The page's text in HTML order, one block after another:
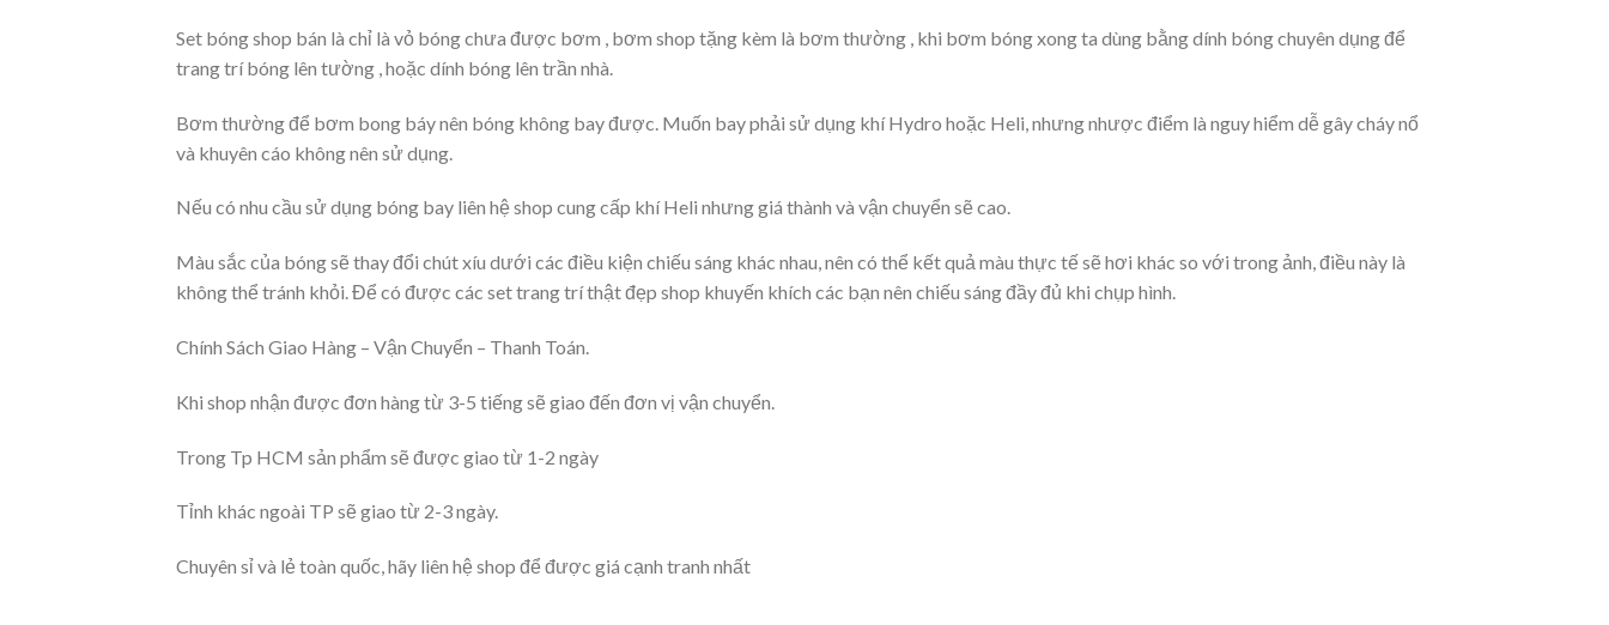
Set bóng shop bán là chỉ là vỏ bóng chưa được bơm , bơm shop tặng kèm là bơm thường , khi bơm bóng xong ta dùng bằng dính bóng chuyên dụng để
trang trí bóng lên tường , hoặc dính bóng lên trần nhà.
Bơm thường để bơm bong báy nên bóng không bay được. Muốn bay phải sử dụng khí Hydro hoặc Heli, nhưng nhược điểm là nguy hiểm dễ gây cháy nổ
và khuyên cáo không nên sử dụng.
Nếu có nhu cầu sử dụng bóng bay liên hệ shop cung cấp khí Heli nhưng giá thành và vận chuyển sẽ cao.
Màu sắc của bóng sẽ thay đổi chút xíu dưới các điều kiện chiếu sáng khác nhau, nên có thể kết quả màu thực tế sẽ hơi khác so với trong ảnh, điều này là
không thể tránh khỏi. Để có được các set trang trí thật đẹp shop khuyến khích các bạn nên chiếu sáng đầy đủ khi chụp hình.
Chính Sách Giao Hàng – Vận Chuyển – Thanh Toán.
Khi shop nhận được đơn hàng từ 3-5 tiếng sẽ giao đến đơn vị vận chuyển.
Trong Tp HCM sản phẩm sẽ được giao từ 1-2 ngày
Tỉnh khác ngoài TP sẽ giao từ 2-3 ngày.
Chuyên sỉ và lẻ toàn quốc, hãy liên hệ shop để được giá cạnh tranh nhất